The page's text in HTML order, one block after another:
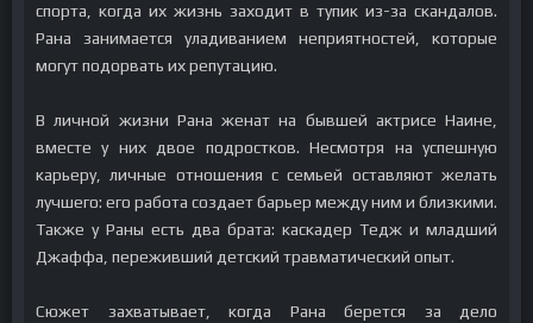
спорта, когда их жизнь заходит в тупик из-за скандалов.
Рана занимается уладиванием неприятностей, которые
могут подорвать их репутацию.
В личной жизни Рана женат на бывшей актрисе Наине,
вместе у них двое подростков. Несмотря на успешную
карьеру, личные отношения с семьей оставляют желать
лучшего: его работа создает барьер между ним и близкими.
Также у Раны есть два брата: каскадер Тедж и младший
Джаффа, переживший детский травматический опыт.
Сюжет захватывает, когда Рана берется за дело